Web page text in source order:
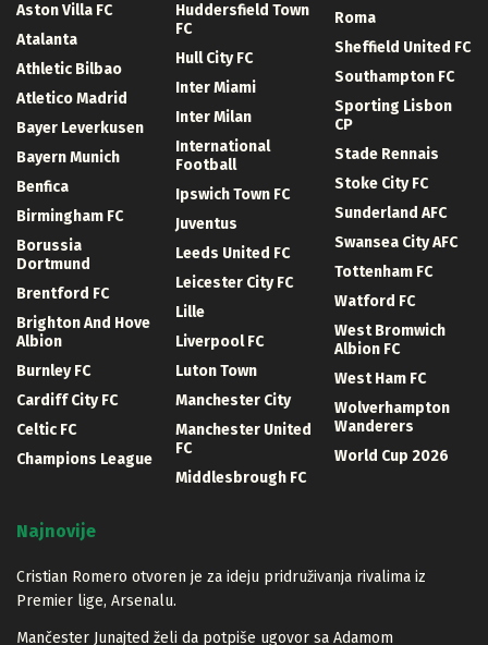
Aston Villa FC
Atalanta
Athletic Bilbao
Atletico Madrid
Bayer Leverkusen
Bayern Munich
Benfica
Birmingham FC
Borussia
Dortmund
Brentford FC
Brighton And Hove
Albion
Burnley FC
Cardiff City FC
Celtic FC
Champions League
Huddersfield Town
FC
Hull City FC
Inter Miami
Inter Milan
International
Football
Ipswich Town FC
Juventus
Leeds United FC
Leicester City FC
Lille
Liverpool FC
Luton Town
Manchester City
Manchester United
FC
Middlesbrough FC
Roma
Sheffield United FC
Southampton FC
Sporting Lisbon
CP
Stade Rennais
Stoke City FC
Sunderland AFC
Swansea City AFC
Tottenham FC
Watford FC
West Bromwich
Albion FC
West Ham FC
Wolverhampton
Wanderers
World Cup 2026
Najnovije
Cristian Romero otvoren je za ideju pridruživanja rivalima iz
Premier lige, Arsenalu.
Mančester Junajted želi da potpiše ugovor sa Adamom